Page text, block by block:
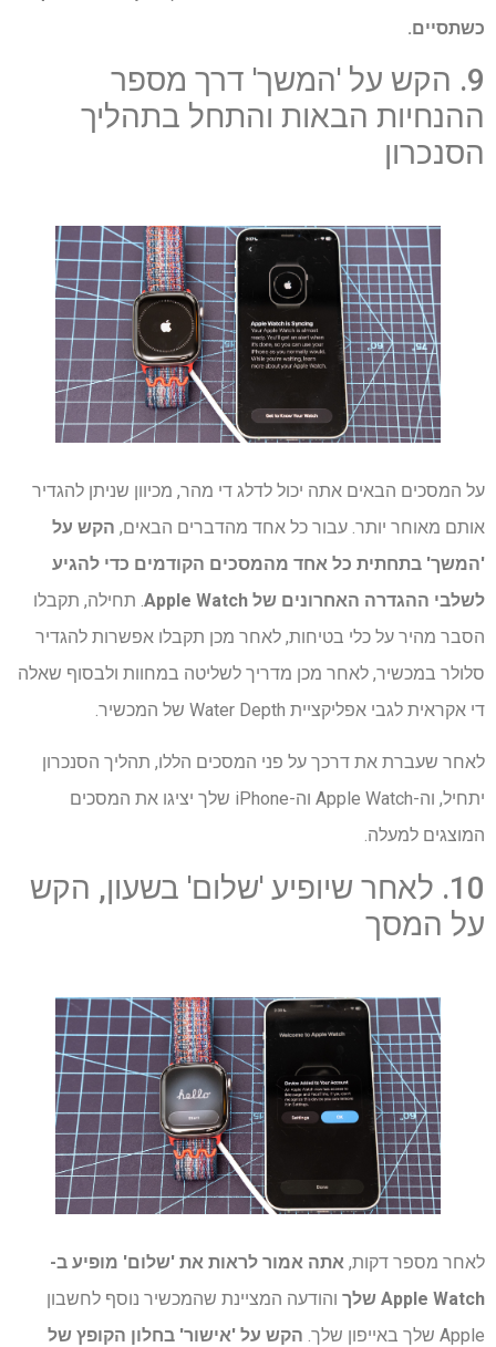
כשתסיים.
9. הקש על 'המשך' דרך מספר
ההנחיות הבאות והתחל בתהליך
הסנכרון
על המסכים הבאים אתה יכול לדלג די מהר, מכיוון שניתן להגדיר
אותם מאוחר יותר. עבור כל אחד מהדברים הבאים, הקש על
'המשך' בתחתית כל אחד מהמסכים הקודמים כדי להגיע
לשלבי ההגדרה האחרונים של Apple Watch
. תחילה, תקבלו
הסבר מהיר על כלי בטיחות, לאחר מכן תקבלו אפשרות להגדיר
סלולר במכשיר, לאחר מכן מדריך לשליטה במחוות ולבסוף שאלה
די אקראית לגבי אפליקציית Water Depth של המכשיר.
לאחר שעברת את דרכך על פני המסכים הללו, תהליך הסנכרון
יתחיל, וה-Apple Watch וה-iPhone שלך ​​יציגו את המסכים
המוצגים למעלה.
10. לאחר שיופיע 'שלום' בשעון, הקש
על המסך
לאחר מספר דקות, אתה אמור לראות את 'שלום' מופיע ב-
Apple Watch שלך
והודעה המציינת שהמכשיר נוסף לחשבון
Apple שלך ​​באייפון שלך.
הקש על 'אישור' בחלון הקופץ של